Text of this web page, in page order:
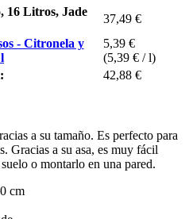
16 Litros, Jade
37,49 €
- Citronela y
5,39 €
(5,39 € / l)
42,88 €
a su tamaño. Es perfecto para
Gracias a su asa, es muy fácil
o montarlo en una pared.
cm